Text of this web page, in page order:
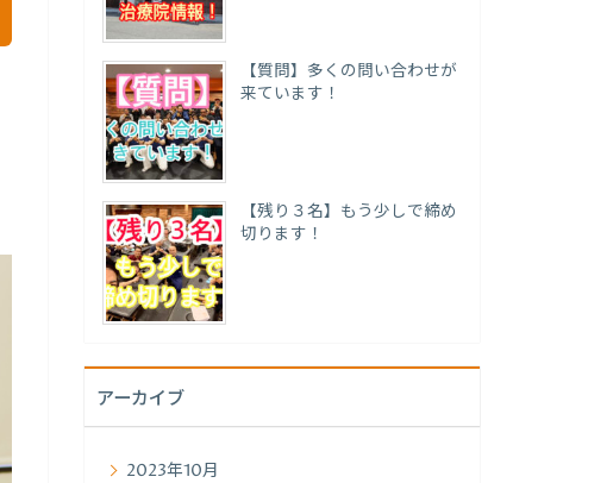
【質問】多くの問い合わせが
来ています！
【残り３名】もう少しで締め
切ります！
アーカイブ
2023年10月